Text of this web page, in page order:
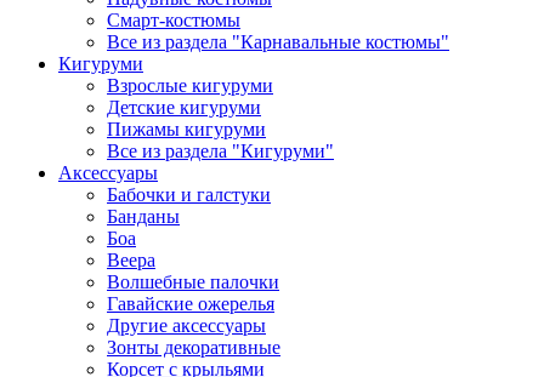
Смарт-костюмы
Все из раздела "Карнавальные костюмы"
Кигуруми
Взрослые кигуруми
Детские кигуруми
Пижамы кигуруми
Все из раздела "Кигуруми"
Аксессуары
Бабочки и галстуки
Банданы
Боа
Веера
Волшебные палочки
Гавайские ожерелья
Другие аксессуары
Зонты декоративные
Корсет с крыльями